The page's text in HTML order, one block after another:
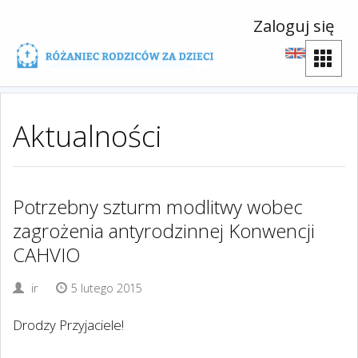
Zaloguj się
Aktualności
Potrzebny szturm modlitwy wobec
zagrożenia antyrodzinnej Konwencji
CAHVIO
ir 5 lutego 2015
Drodzy Przyjaciele!